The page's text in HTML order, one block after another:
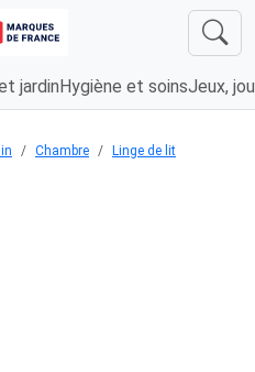
jardin Hygiène et soinsJeux,
Chambre
Linge de lit